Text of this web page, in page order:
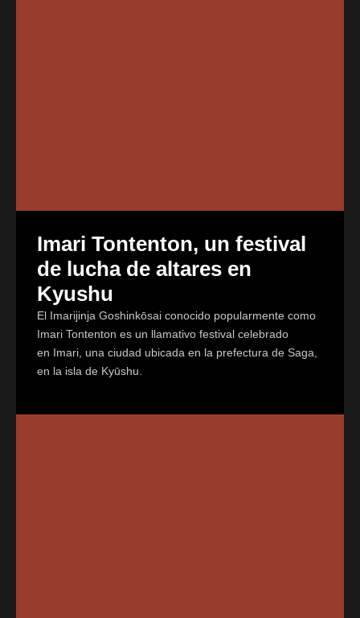
Imari Tontenton, un festival
de lucha de altares en
Kyushu
El Imarijinja Goshinkōsai conocido popularmente como
Imari Tontenton es un llamativo festival celebrado
en Imari, una ciudad ubicada en la prefectura de Saga,
en la isla de Kyūshu.